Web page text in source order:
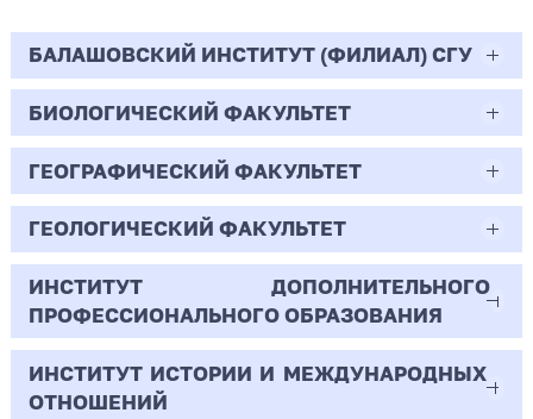
БАЛАШОВСКИЙ ИНСТИТУТ (ФИЛИАЛ) СГУ
44.03.02
Психолого-педагогическое образование
Очная | Бакалавр
Всего бюджетных мест - 10
Бюджет/
Общие места
Профиль: Практическая
психология образования
БИОЛОГИЧЕСКИЙ ФАКУЛЬТЕТ
06.03.01
Биология
Очная | Бакалавр
Всего бюджетных мест - 50
Бюджет/Общие места
ГЕОГРАФИЧЕСКИЙ ФАКУЛЬТЕТ
05.03.02
География
Очная | Бакалавр
Всего бюджетных мест - 15
ГЕОЛОГИЧЕСКИЙ ФАКУЛЬТЕТ
05.03.01
Геология
Очная | Бакалавр
ИНСТИТУТ ДОПОЛНИТЕЛЬНОГО
ПРОФЕССИОНАЛЬНОГО ОБРАЗОВАНИЯ
38.03.02
ИНСТИТУТ ИСТОРИИ И МЕЖДУНАРОДНЫХ
ОТНОШЕНИЙ